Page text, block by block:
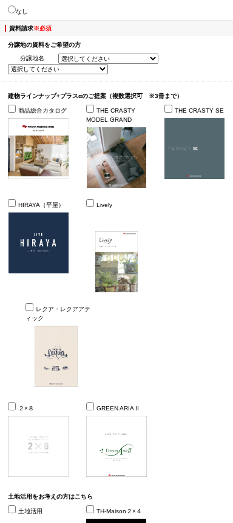
なし
資料請求※必須
分譲地の資料をご希望の方
分譲地名
建物ラインナップ+プラスαのご提案（複数選択可 ※3冊まで）
商品総合カタログ
THE CRASTY
MODEL GRAND
THE CRASTY SE
HIRAYA（平屋） Lively
レクア・レクアアテ
ィック
２×８ GREEN ARIA II
土地活用をお考えの方はこちら
土地活用 TH-Maison２×４